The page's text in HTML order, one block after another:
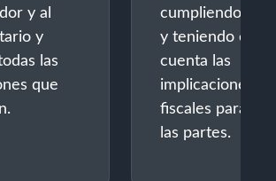
y al
y
las
que
cumpliendo la
y teniendo en
cuenta las
implicaciones
fiscales para
las partes.